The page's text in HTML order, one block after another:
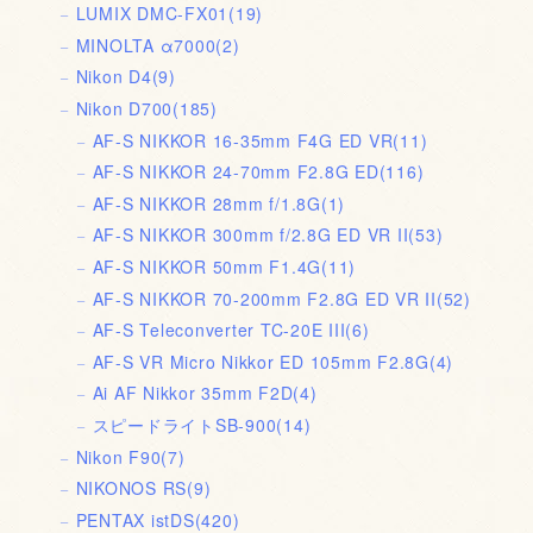
LUMIX DMC-FX01 (19)
MINOLTA α7000(2)
Nikon D4(9)
Nikon D700(185)
AF-S NIKKOR 16-35mm F4G ED VR(11)
AF-S NIKKOR 24-70mm F2.8G ED(116)
AF-S NIKKOR 28mm f/1.8G(1)
AF-S NIKKOR 300mm f/2.8G ED VR II(53)
AF-S NIKKOR 50mm F1.4G(11)
AF-S NIKKOR 70-200mm F2.8G ED VR II(52)
AF-S Teleconverter TC-20E III(6)
AF-S VR Micro Nikkor ED 105mm F2.8G(4)
Ai AF Nikkor 35mm F2D(4)
スピードライトSB-900(14)
Nikon F90(7)
NIKONOS RS(9)
PENTAX istDS(420)